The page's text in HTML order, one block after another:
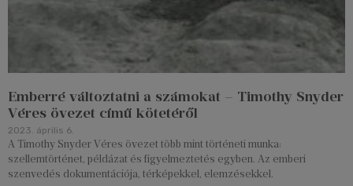
Emberré változtatni a számokat – Timothy Snyder
Véres övezet című kötetéről
2023. április 6.
A Timothy Snyder Véres övezet több mint történeti munka:
szellemtörténet, példázat és figyelmeztetés egyben. Az emberi
szenvedés dokumentációja, térképekkel, elemzésekkel.